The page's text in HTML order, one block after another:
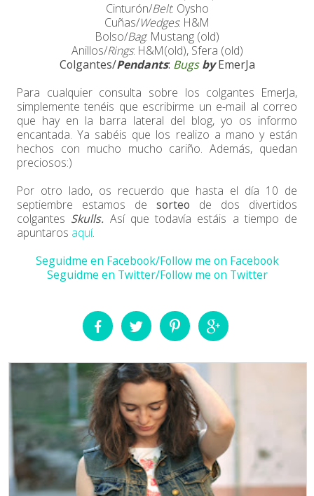
Cinturón/Belt: Oysho
Cuñas/Wedges: H&M
Bolso/Bag: Mustang (old)
Anillos/Rings: H&M(old), Sfera (old)
Colgantes/Pendants: Bugs byEmerJa
Para cualquier consulta sobre los colgantes EmerJa,
simplemente tenéis que escribirme un e-mail al correo
que hay en la barra lateral del blog, yo os informo
encantada. Ya sabéis que los realizo a mano y están
hechos con mucho mucho cariño. Además, quedan
preciosos:)
Por otro lado, os recuerdo que hasta el día 10 de
septiembre estamos de sorteo de dos divertidos
colgantes Skulls. Así que todavía estáis a tiempo de
apuntaros aquí.
Seguidme en Facebook/Follow me on Facebook
Seguidme en Twitter/Follow me on Twitter